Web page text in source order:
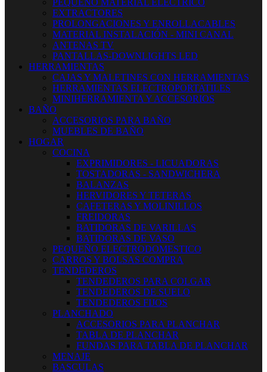
PEQUEÑO MATERIAL ELECTRICO
EXTRACTORES
PROLONGACIONES Y ENROLLACABLES
MATERIAL INSTALACIÓN - MINI CANAL
ANTENAS TV
PANTALLAS-DOWNLIGHTS LED
HERRAMIENTAS
CAJAS Y MALETINES CON HERRAMIENTAS
HERRAMIENTAS ELECTROPORTATILES
MINIHERRAMIENTA Y ACCESORIOS
BAÑO
ACCESORIOS PARA BAÑO
MUEBLES DE BAÑO
HOGAR
COCINA
EXPRIMIDORES - LICUADORAS
TOSTADORAS - SANDWICHERA
BALANZAS
HERVIDORES Y TETERAS
CAFETERAS Y MOLINILLOS
FREIDORAS
BATIDORAS DE VARILLAS
BATIDORAS DE VASO
PEQUEÑO ELECTRODOMESTICO
CARROS Y BOLSAS COMPRA
TENDEDEROS
TENDEDEROS PARA COLGAR
TENDEDEROS DE SUELO
TENDEDEROS FIJOS
PLANCHADO
ACCESORIOS PARA PLANCHAR
TABLA DE PLANCHAR
FUNDAS PARA TABLA DE PLANCHAR
MENAJE
BASCULAS